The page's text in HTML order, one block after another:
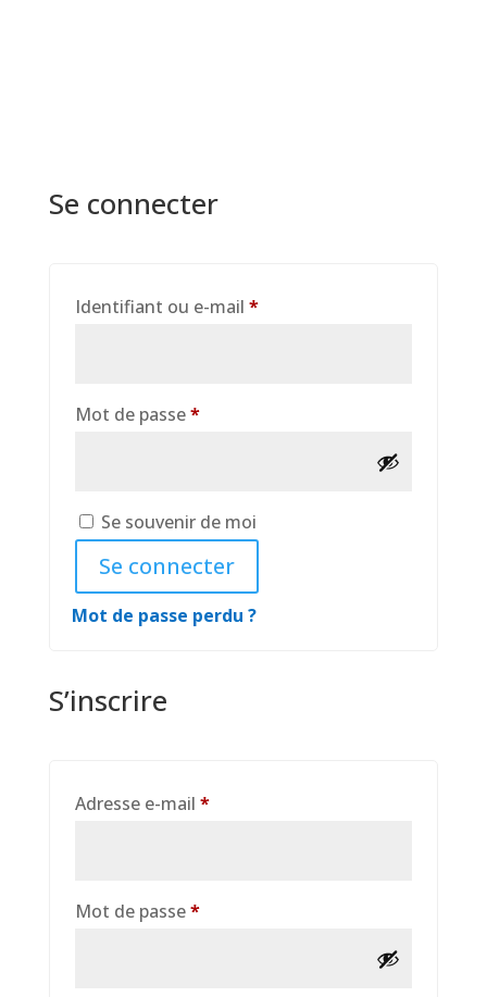
Se connecter
Identifiant ou e-mail *Obligatoire
Mot de passe*Obligatoire
Se souvenir de moi
Se connecter
Mot de passe perdu ?
S’inscrire
Adresse e-mail *Obligatoire
Mot de passe*Obligatoire